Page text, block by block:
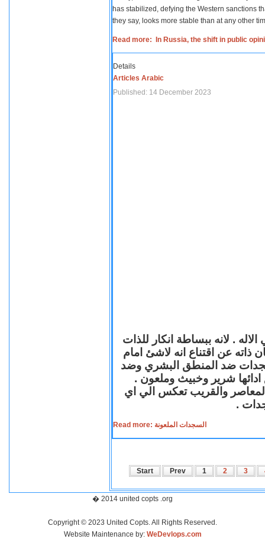
has stabilized, defying the Western sanctions
they say, looks more stable than at any other
Read more: In Russia, the shift in public
Details
Articles Arabic
Published: 14 December 2023
. لانه ببساطة انكار للذات
ذاته عن اقتناع انه لاشئ امام
ضد المنطق البشري وضد
ادائها شرير وخبيث وملعون .
المعاصر والقريب تعكس الي اي
.
Read more: السجدات الملعونة
Start Prev 1 2 3
� 2014 united copts .org
Copyright © 2023 United Copts. All Rights Reserved.
Website Maintenance by: WeDevlops.com